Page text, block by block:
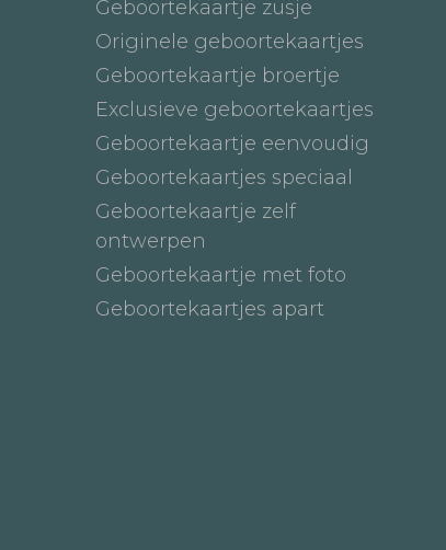
Geboortekaartje zusje
Originele geboortekaartjes
Geboortekaartje broertje
Exclusieve geboortekaartjes
Geboortekaartje eenvoudig
Geboortekaartjes speciaal
Geboortekaartje zelf
ontwerpen
Geboortekaartje met foto
Geboortekaartjes apart